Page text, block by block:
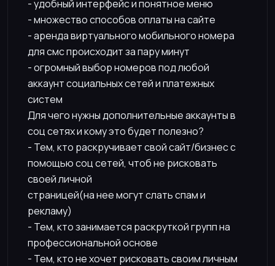
- удобный интерфейс и понятное меню
- множество способов оплаты на сайте
- аренда виртуального мобильного номера
для смс происходит за пару минут
- огромный выбор номеров под любой
аккаунт социальных сетей и платежных
систем
Для чего нужны дополнительные аккаунты в
соц сетях и кому это будет полезно?
- Тем, кто раскручивает свой сайт/бизнес с
помощью соц сетей, чтоб не рисковать
своей личной
страницей(на нее могут слать спам и
рекламу)
- Тем, кто занимается раскруткой групп на
профессиональной основе
- Тем, кто не хочет рисковать своим личным